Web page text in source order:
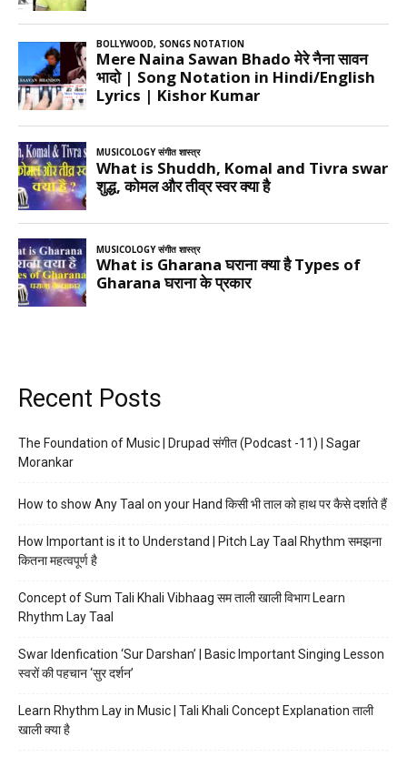
Recent Posts
The Foundation of Music | Drupad संगीत (Podcast -11) | Sagar
Morankar
How to show Any Taal on your Hand किसी भी ताल को हाथ पर कैसे दर्शाते हैं
How Important is it to Understand | Pitch Lay Taal Rhythm समझना
कितना महत्वपूर्ण है
Concept of Sum Tali Khali Vibhaag सम ताली खाली विभाग Learn
Rhythm Lay Taal
Swar Idenfication ‘Sur Darshan’ | Basic Important Singing Lesson
स्वरों की पहचान ‘सुर दर्शन’
Learn Rhythm Lay in Music | Tali Khali Concept Explanation ताली
खाली क्या है